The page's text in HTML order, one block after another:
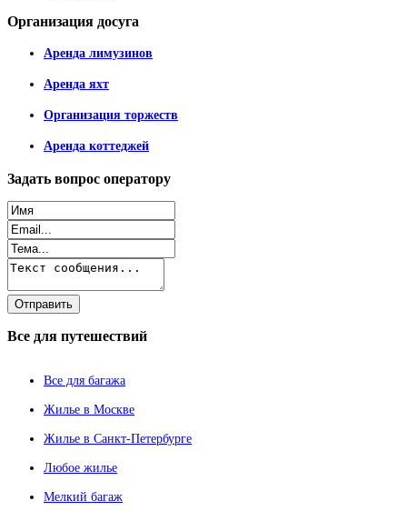
Организация досуга
Аренда лимузинов
Аренда яхт
Организация торжеств
Аренда коттеджей
Задать вопрос оператору
Все для путешествий
Все для багажа
Жилье в Москве
Жилье в Санкт-Петербурге
Любое жилье
Мелкий багаж